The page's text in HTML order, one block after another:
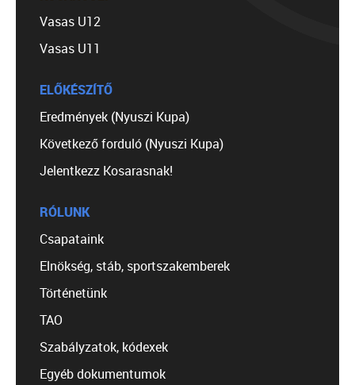
Vasas U12
Vasas U11
ELŐKÉSZÍTŐ
Eredmények (Nyuszi Kupa)
Következő forduló (Nyuszi Kupa)
Jelentkezz Kosarasnak!
RÓLUNK
Csapataink
Elnökség, stáb, sportszakemberek
Történetünk
TAO
Szabályzatok, kódexek
Egyéb dokumentumok